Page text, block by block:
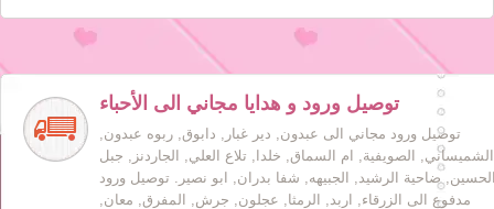
توصيل ورود و هدايا مجاني الى الأحباء
توصيل ورود مجاني الى عبدون, دير غبار, دابوق, ربوه عبدون,
الشميساني, الصويفية, ام السماق, خلدا, تلاع العلي, الجاردنز, جبل
ضاحية الرشيد, الجبيهه, شفا بدران, ابو نصير. توصيل ورود
مدفوع الى الزرقاء, اربد, الرمثا, عجلون, جرش, المفرق, معان,